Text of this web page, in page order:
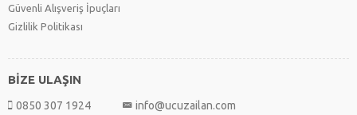
Güvenli Alışveriş İpuçları
Gizlilik Politikası
BİZE ULAŞIN
0850 307 1924 info@ucuzailan.com